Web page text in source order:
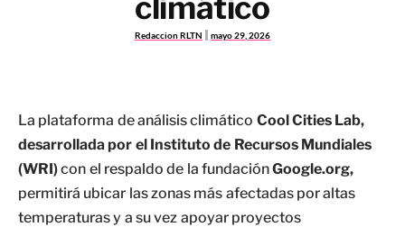
Redaccion RLTN mayo 29, 2026
La plataforma de análisis climático Cool Cities Lab,
desarrollada por el Instituto de Recursos Mundiales
(WRI)con el respaldo de la fundaciónGoogle.org,
permitirá ubicar las zonas más afectadas por altas
temperaturas y a su vez apoyar proyectos